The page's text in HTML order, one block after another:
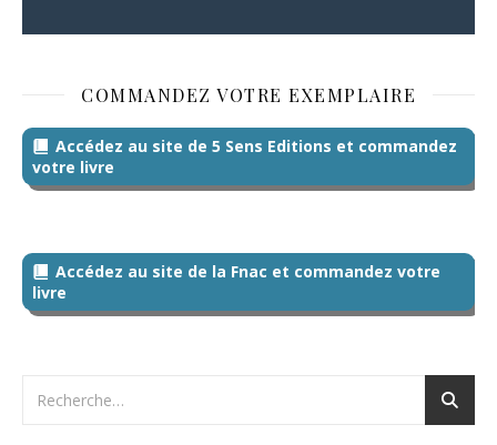
COMMANDEZ VOTRE EXEMPLAIRE
Accédez au site de 5 Sens Editions et commandez
votre livre
Accédez au site de la Fnac et commandez votre
livre